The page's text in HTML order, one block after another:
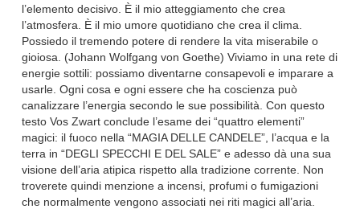
l’elemento decisivo. È il mio atteggiamento che crea
l’atmosfera. È il mio umore quotidiano che crea il clima.
Possiedo il tremendo potere di rendere la vita miserabile o
gioiosa. (Johann Wolfgang von Goethe) Viviamo in una rete di
energie sottili: possiamo diventarne consapevoli e imparare a
usarle. Ogni cosa e ogni essere che ha coscienza può
canalizzare l’energia secondo le sue possibilità. Con questo
testo Vos Zwart conclude l’esame dei “quattro elementi”
magici: il fuoco nella “MAGIA DELLE CANDELE”, l’acqua e la
terra in “DEGLI SPECCHI E DEL SALE” e adesso dà una sua
visione dell’aria atipica rispetto alla tradizione corrente. Non
troverete quindi menzione a incensi, profumi o fumigazioni
che normalmente vengono associati nei riti magici all’aria.